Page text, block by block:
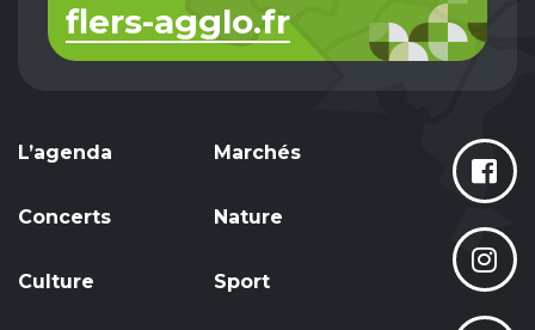
flers-agglo.fr
L’agenda
Concerts
Culture
Marchés
Nature
Sport